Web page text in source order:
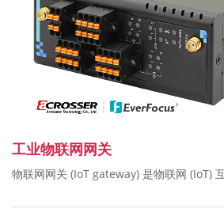
工业物联网网关
物联网网关 (IoT gateway) 是物联网 (IoT)